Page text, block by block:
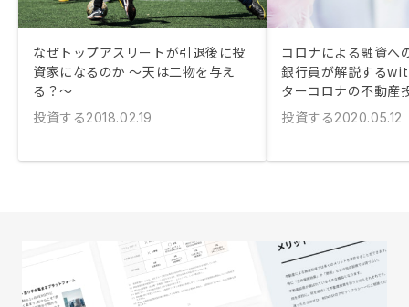
なぜトップアスリートが引退後に投
資家になるのか ～天は二物を与え
る？～
投資する2018.02.19
コロナによる融資へ
銀行員が解説する
ターコロナの不動産
投資する2020.05.12